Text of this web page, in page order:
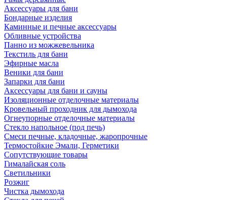
Аксессуары для бани
Бондарные изделия
Каминные и печные аксессуары
Обливные устройства
Панно из можжевельника
Текстиль для бани
Эфирные масла
Веники для бани
Запарки для бани
Аксессуары для бани и сауны
Изоляционные отделочные материалы
Кровельный проходник для дымохода
Огнеупорные отделочные материалы
Стекло напольное (под печь)
Смеси печные, кладочные, жаропрочные
Термостойкие Эмали, Герметики
Сопутствующие товары
Гималайская соль
Светильники
Розжиг
Чистка дымохода